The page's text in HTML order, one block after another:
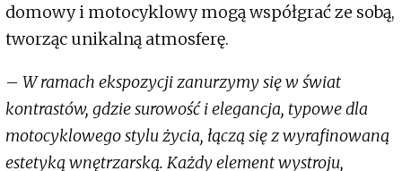
domowy i motocyklowy mogą współgrać ze sobą,
tworząc unikalną atmosferę.
– W ramach ekspozycji zanurzymy się w świat
kontrastów, gdzie surowość i elegancja, typowe dla
motocyklowego stylu życia, łączą się z wyrafinowaną
estetyką wnętrzarską. Każdy element wystroju,